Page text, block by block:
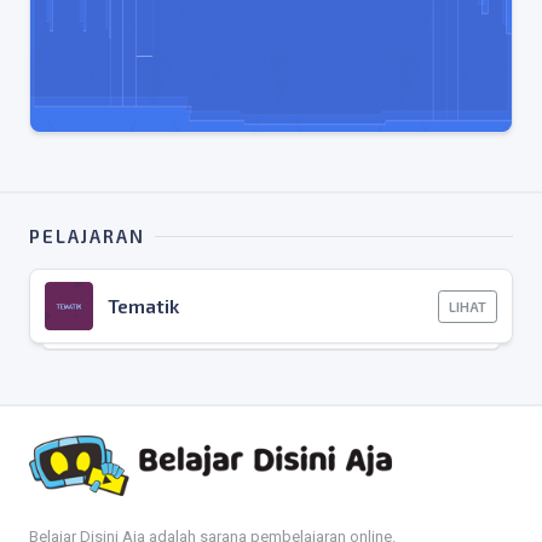
PELAJARAN
Tematik LIHAT
Belajar Disini Aja adalah sarana pembelajaran online.